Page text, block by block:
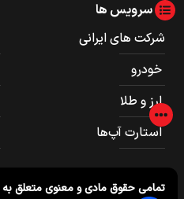
سرویس ها
شرکت های ایرانی
خودرو
ارز و طلا
استارت آپ‌ها
تمامی حقوق مادی و معنوی متعلق به